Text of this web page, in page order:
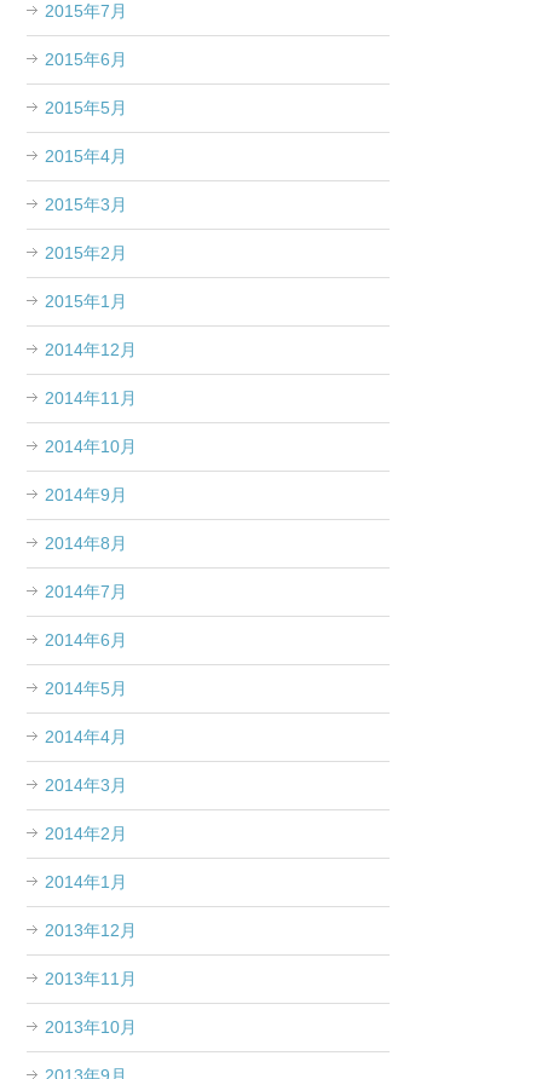
2015年7月
2015年6月
2015年5月
2015年4月
2015年3月
2015年2月
2015年1月
2014年12月
2014年11月
2014年10月
2014年9月
2014年8月
2014年7月
2014年6月
2014年5月
2014年4月
2014年3月
2014年2月
2014年1月
2013年12月
2013年11月
2013年10月